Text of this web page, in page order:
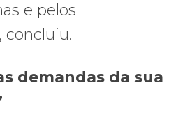
e pelos
concluiu.
demandas da sua